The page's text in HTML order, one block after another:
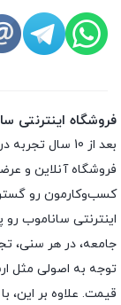
فروشگاه اینترنتی
بعد از 10 سال
فروشگاه آنلاین و
اینترنتی ساناموب
جامعه، در هر سنی،
توجه به اصولی مثل
قیمت. علاوه بر این،